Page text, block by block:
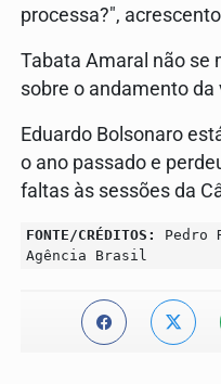
processa?",
Tabata Amaral não se
sobre o andamento da
Eduardo Bolsonaro
o ano passado e
faltas às sessões da
FONTE/CRÉDITOS:
Pedro
Agência Brasil